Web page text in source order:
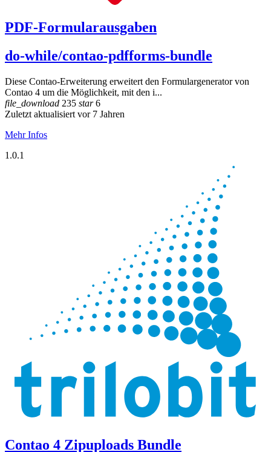
PDF-Formularausgaben
do-while/contao-pdfforms-bundle
Diese Contao-Erweiterung erweitert den Formulargenerator von
Contao 4 um die Möglichkeit, mit den i...
file_download 235 star6
Zuletzt aktualisiert vor 7 Jahren
Mehr Infos
1.0.1
Contao 4 Zipuploads Bundle